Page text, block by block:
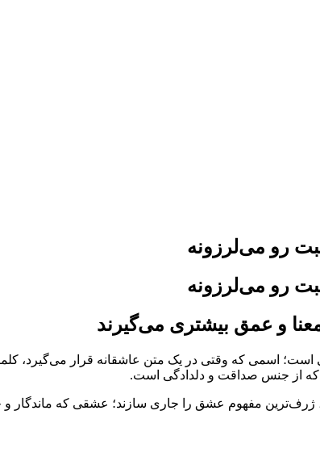
رو می‌لرزونه
رو می‌لرزونه
معنا و عمق بیشتری می‌گیرند
است؛ اسمی که وقتی در یک متن عاشقانه قرار می‌گیرد،
که از جنس صداقت و دلدادگی است.
ژرف‌ترین مفهوم عشق را جاری سازند؛ عشقی که ماندگار